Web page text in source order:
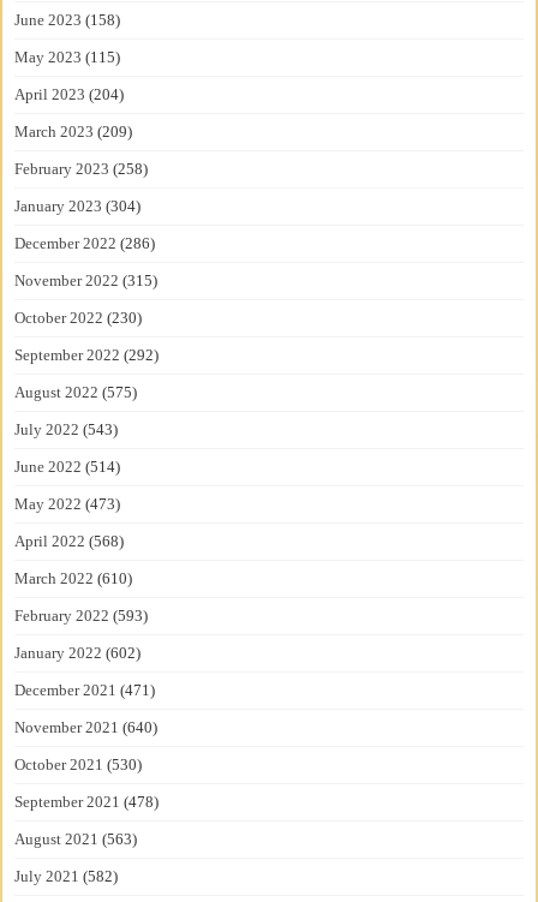
June 2023 (158)
May 2023 (115)
April 2023 (204)
March 2023 (209)
February 2023 (258)
January 2023 (304)
December 2022 (286)
November 2022 (315)
October 2022 (230)
September 2022 (292)
August 2022 (575)
July 2022 (543)
June 2022 (514)
May 2022 (473)
April 2022 (568)
March 2022 (610)
February 2022 (593)
January 2022 (602)
December 2021 (471)
November 2021 (640)
October 2021 (530)
September 2021 (478)
August 2021 (563)
July 2021 (582)